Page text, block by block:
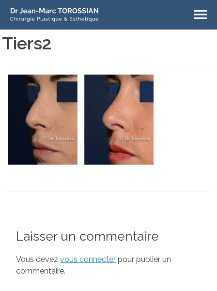
Tiers2
Laisser un commentaire
Vous devez vous connecterpour publier un
commentaire.